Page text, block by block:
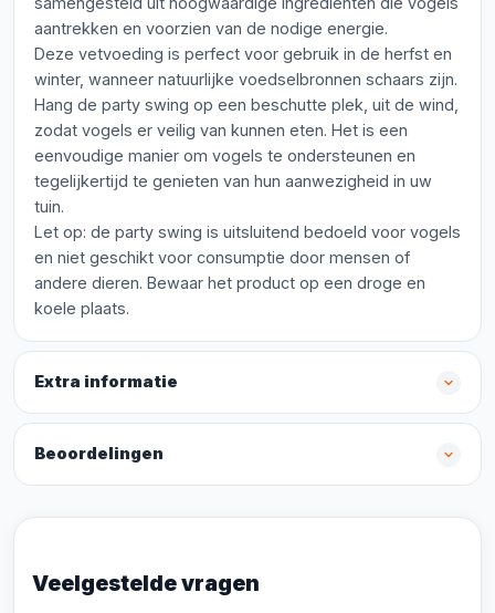
aantrekken en voorzien van de nodige energie.
Deze vetvoeding is perfect voor gebruik in de herfst en
winter, wanneer natuurlijke voedselbronnen schaars zijn.
Hang de party swing op een beschutte plek, uit de wind,
zodat vogels er veilig van kunnen eten. Het is een
eenvoudige manier om vogels te ondersteunen en
tegelijkertijd te genieten van hun aanwezigheid in uw
tuin.
Let op: de party swing is uitsluitend bedoeld voor vogels
en niet geschikt voor consumptie door mensen of
andere dieren. Bewaar het product op een droge en
koele plaats.
Extra informatie
Beoordelingen
Veelgestelde vragen